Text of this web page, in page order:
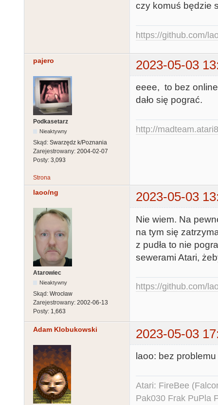
czy komuś będzie
https://github.com/
pajero 2023-05-03
Podkasetarz
Nieaktywny
Skąd: Swarzędz k/Poznania
Zarejestrowany: 2004-02-07
Posty: 3,093
eeee, to bez
dało się pograć.
http://
Strona
laoo/ng 2023-05-03
Atarowiec
Nieaktywny
Skąd: Wrocław
Zarejestrowany: 2002-06-13
Posty: 1,663
Nie wiem. Na
na tym się
z pudła to nie
sewerami Atari,
https://github.com/
Adam Klobukowski 2023-05-03
laoo: bez
Atari: FireBee
Pak030 Frak PuPla